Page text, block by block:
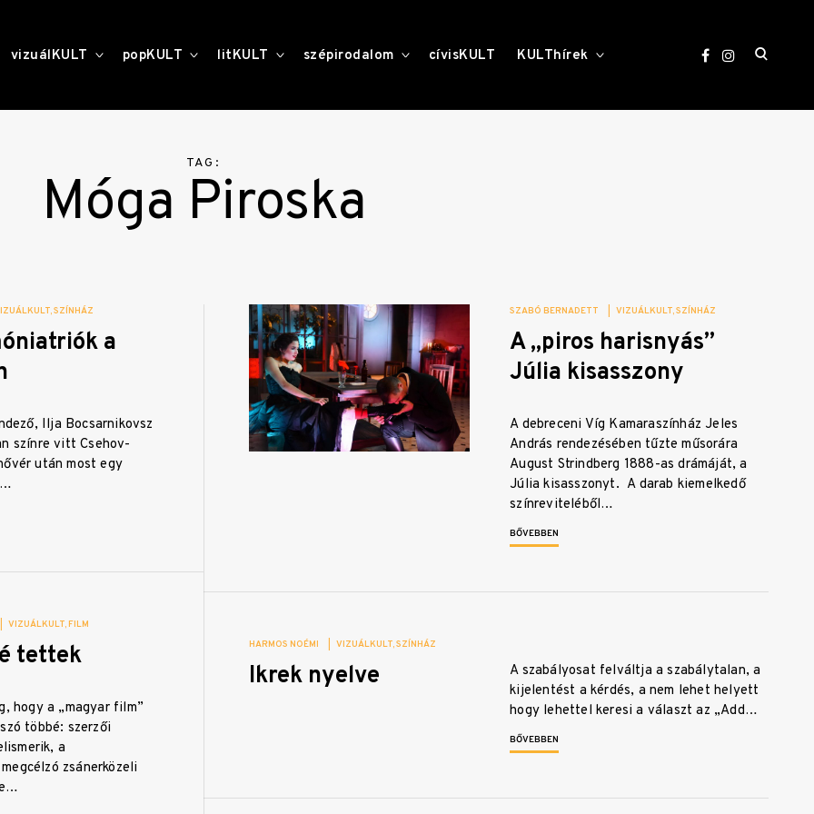
vizuálKULT toggle
child
popKULT toggle
child
litKULT toggle
child
szépirodalom toggle
childcívisKULT KULThírek
open
TAG:
Móga Piroska
SZÍNHÁZ
a
Ilja Bocsarnikovsz
színre vitt Csehov-
után most egy
SZABÓ BERNADETT VIZUÁLKULT SZÍNHÁZ
A „piros harisnyás”
Júlia kisasszony
A debreceni Víg Kamaraszínház Jeles
András rendezésében tűzte műsorára
August Strindberg 1888-as drámáját, a
Júlia kisasszonyt. A darab kiemelkedő
színreviteléből…
BŐVEBBEN
VIZUÁLKULT FILM
tettek
hogy a „magyar film”
többé: szerzői
a
zsánerközeli
HARMOS NOÉMI VIZUÁLKULT SZÍNHÁZ
Ikrek nyelve
A szabályosat felváltja a szabálytalan, a
kijelentést a kérdés, a nem lehet helyett
hogy lehettel keresi a választ az „Add…
BŐVEBBEN